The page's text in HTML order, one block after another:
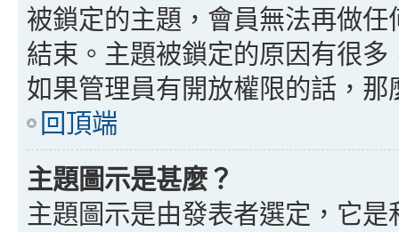
被鎖定的主題，會員無法再做
結束。主題被鎖定的原因有很
如果管理員有開放權限的話，
回頂端
主題圖示是甚麼？
主題圖示是由發表者選定，它